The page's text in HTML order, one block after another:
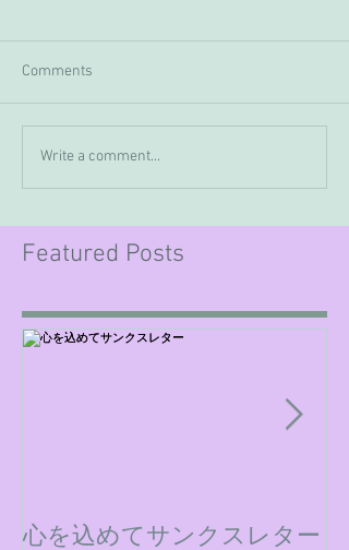
Comments
Write a comment...
Featured Posts
心を込めてサンクスレター